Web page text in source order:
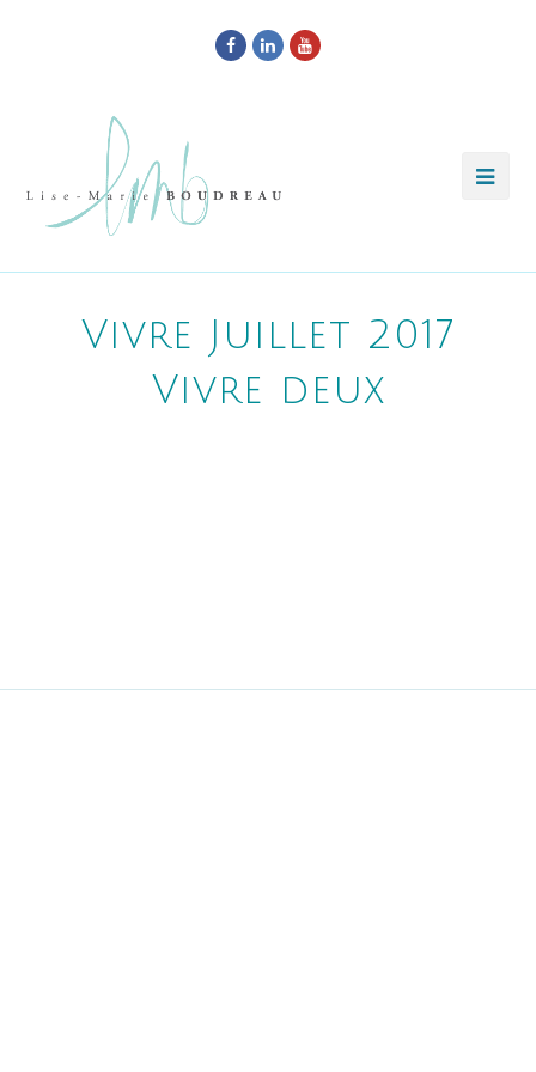
Facebook
LinkedInYoutube
Vivre Juillet 2017
Vivre deux